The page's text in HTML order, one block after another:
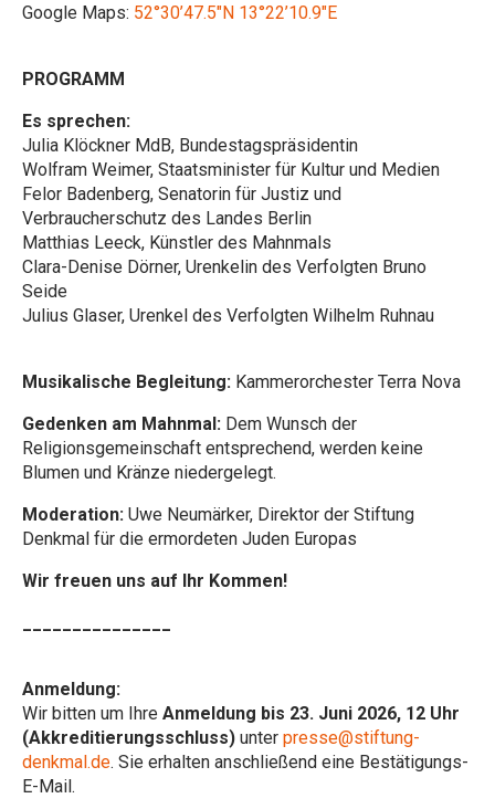
Google Maps: 52°30’47.5″N 13°22’10.9″E
PROGRAMM
Es sprechen:
Julia Klöckner MdB, Bundestagspräsidentin
Wolfram Weimer, Staatsminister für Kultur und Medien
Felor Badenberg, Senatorin für Justiz und
Verbraucherschutz des Landes Berlin
Matthias Leeck, Künstler des Mahnmals
Clara-Denise Dörner, Urenkelin des Verfolgten Bruno
Seide
Julius Glaser, Urenkel des Verfolgten Wilhelm Ruhnau
Musikalische Begleitung: Kammerorchester Terra Nova
Gedenken am Mahnmal: Dem Wunsch der
Religionsgemeinschaft entsprechend, werden keine
Blumen und Kränze niedergelegt.
Moderation: Uwe Neumärker, Direktor der Stiftung
Denkmal für die ermordeten Juden Europas
Wir freuen uns auf Ihr Kommen!
Anmeldung:
Wir bitten um Ihre Anmeldung bis 23. Juni 2026, 12 Uhr
(Akkreditierungsschluss) unter presse@stiftung-
denkmal.de. Sie erhalten anschließend eine Bestätigungs-
E-Mail.